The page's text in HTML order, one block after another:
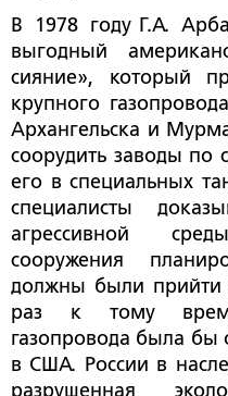
В 1978 году Г.А.
выгодный
сияние», который
крупного
Архангельска и
соорудить заводы по
его в специальных
специалисты
агрессивной
сооружения
должны были прийти
раз к тому
газопровода была бы
в США. России в
разрушенная